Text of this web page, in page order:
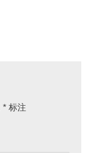
* 标注